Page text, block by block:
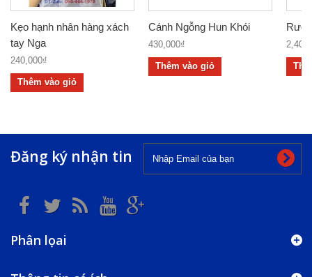
Kẹo hạnh nhân hàng xách
tay Nga
240,000₫
Thêm vào giỏ
Cánh Ngỗng Hun Khói
430,000₫
Thêm vào giỏ
Đăng ký nhận tin
Phân lọai